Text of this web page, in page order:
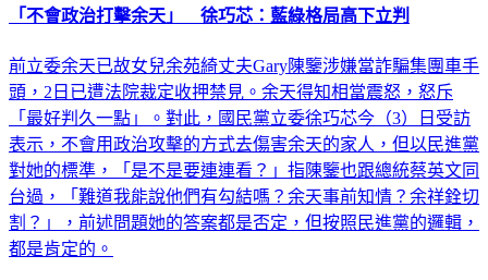
「不會政治打擊余天」 徐巧芯：藍綠格局高下立判
前立委余天已故女兒余苑綺丈夫Gary陳鑒涉嫌當詐騙集團車手
頭，2日已遭法院裁定收押禁見。余天得知相當震怒，怒斥
「最好判久一點」。對此，國民黨立委徐巧芯今（3）日受訪
表示，不會用政治攻擊的方式去傷害余天的家人，但以民進黨
對她的標準，「是不是要連連看？」指陳鑒也跟總統蔡英文同
台過，「難道我能說他們有勾結嗎？余天事前知情？余祥銓切
割？」，前述問題她的答案都是否定，但按照民進黨的邏輯，
都是肯定的。